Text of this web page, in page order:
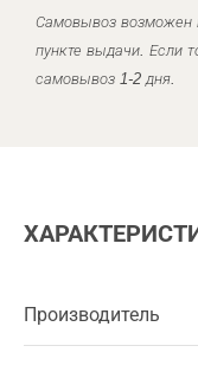
Самовывоз возможен
пункте выдачи. Если
самовывоз 1-2 дня.
Производитель